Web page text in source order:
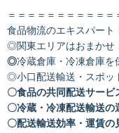
＝＝＝＝＝＝＝＝＝＝＝
食品物流のエキスパート
◎関東エリアはおまかせ
◎冷蔵倉庫・冷凍倉庫を
◎小口配送輸送・スポッ
〇食品の共同配送サービ
〇冷蔵・冷凍配送輸送の
〇配送輸送効率・運賃